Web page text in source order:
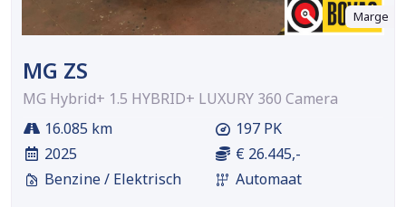
Marge
MG ZS
MG Hybrid+ 1.5 HYBRID+ LUXURY 360 Camera
16.085 km
2025
Benzine / Elektrisch
197 PK
€ 26.445,-
Automaat